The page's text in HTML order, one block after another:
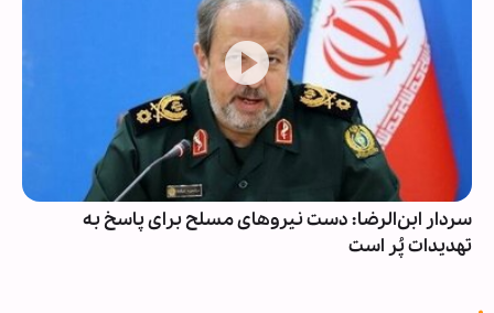
سردار ابن‌الرضا: دست نیروهای مسلح برای پاسخ به
تهدیدات پُر است